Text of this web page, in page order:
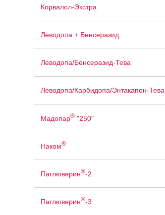
Корвалол-Экстра
Леводопа + Бенсеразид
Леводопа/Бенсеразид-Тева
Леводопа/Карбидопа/Энтакапон-Тева
Мадопар®"250"
Наком®
Паглюверин®-2
Паглюверин®-3